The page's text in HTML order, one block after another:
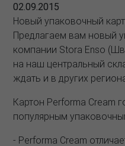
02.09.2015
Новый упаковочный
Предлагаем вам новый
компании Stora Enso
на наш центральный
ждать и в других
Картон Performa Cream
популярным
- Performa Cream